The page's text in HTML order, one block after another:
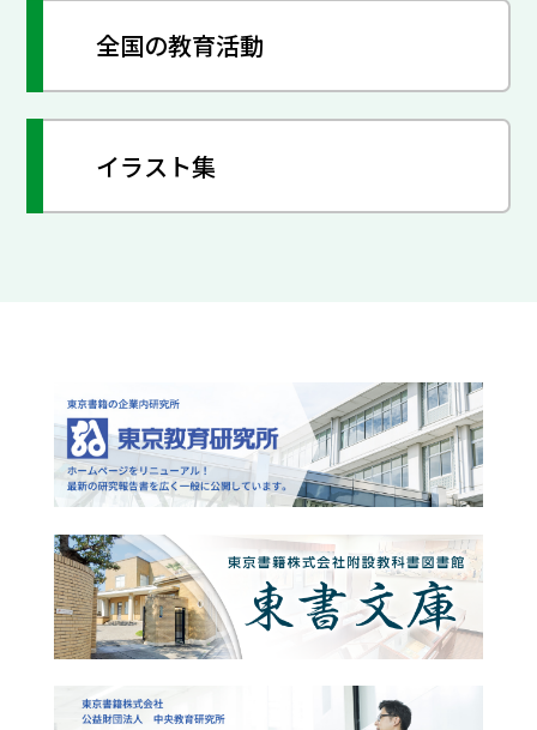
全国の教育活動
イラスト集